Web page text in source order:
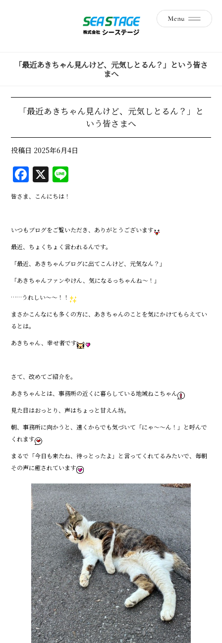
「最近あきちゃん見んけど、元気しとるん？」という皆さ
まへ
「最近あきちゃん見んけど、元気しとるん？」と
いう皆さまへ
投稿日 2025年6月4日
F
a
c
e
b
o
o
k
X
皆さま、こんにちは！
いつもブログをご覧いただき、ありがとうございます
最近、ちょくちょく言われるんです。
「最近、あきちゃんブログに出てこんけど、元気なん？」
「あきちゃんファンやけん、気になるっちゃんね〜！」
……うれしい〜〜！！
まさかこんなにも多くの方に、あきちゃんのことを気にかけてもらえてい
るとは。
あきちゃん、幸せ者です
さて、改めてご紹介を。
あきちゃんとは、事務所の近くに暮らしている地域ねこちゃん
見た目はおっとり、声はちょっと甘えん坊。
朝、事務所に向かうと、遠くからでも気づいて「にゃ〜〜ん！」と呼んで
くれます
まるで「今日も来たね、待っとったよ」と言ってくれてるみたいで、毎朝
その声に癒されています